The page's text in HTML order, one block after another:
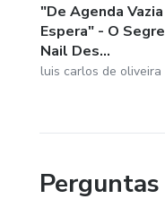
"De Agenda
Espera" - O
Nail Des...
luis carlos de oliveira